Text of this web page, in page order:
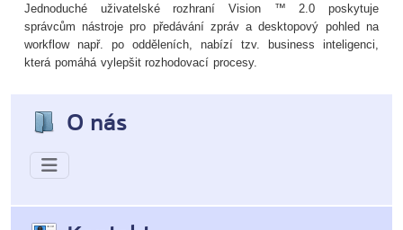
O nás
Jednoduché uživatelské rozhraní
Vision ™
2.0 poskytuje
správcům nástroje pro předávání zpráv a desktopový pohled na
workflownapř. po odděleních, nabízítzv. business inteligenci
která pomáhá vylepšit rozhodovací procesy.